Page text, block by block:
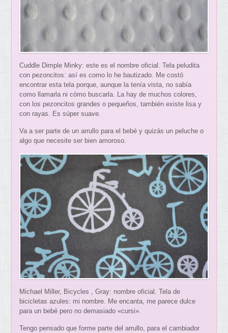
Cuddle Dimple Minky: este es el nombre oficial. Tela peludita
con pezoncitos: así es como lo he bautizado. Me costó
encontrar esta tela porque, aunque la tenía vista, no sabía
como llamarla ni cómo buscarla. La hay de muchos colores,
con los pezoncitos grandes o pequeños, también existe lisa y
con rayas. Es súper suave.
Va a ser parte de un arrullo para el bebé y quizás un peluche o
algo que necesite ser bien amoroso.
Michael Miller, Bicycles , Gray: nombre oficial. Tela de
bicicletas azules: mi nombre. Me encanta, me parece dulce
para un bebé pero no demasiado «cursi».
Tengo pensado que forme parte del arrullo, para el cambiador